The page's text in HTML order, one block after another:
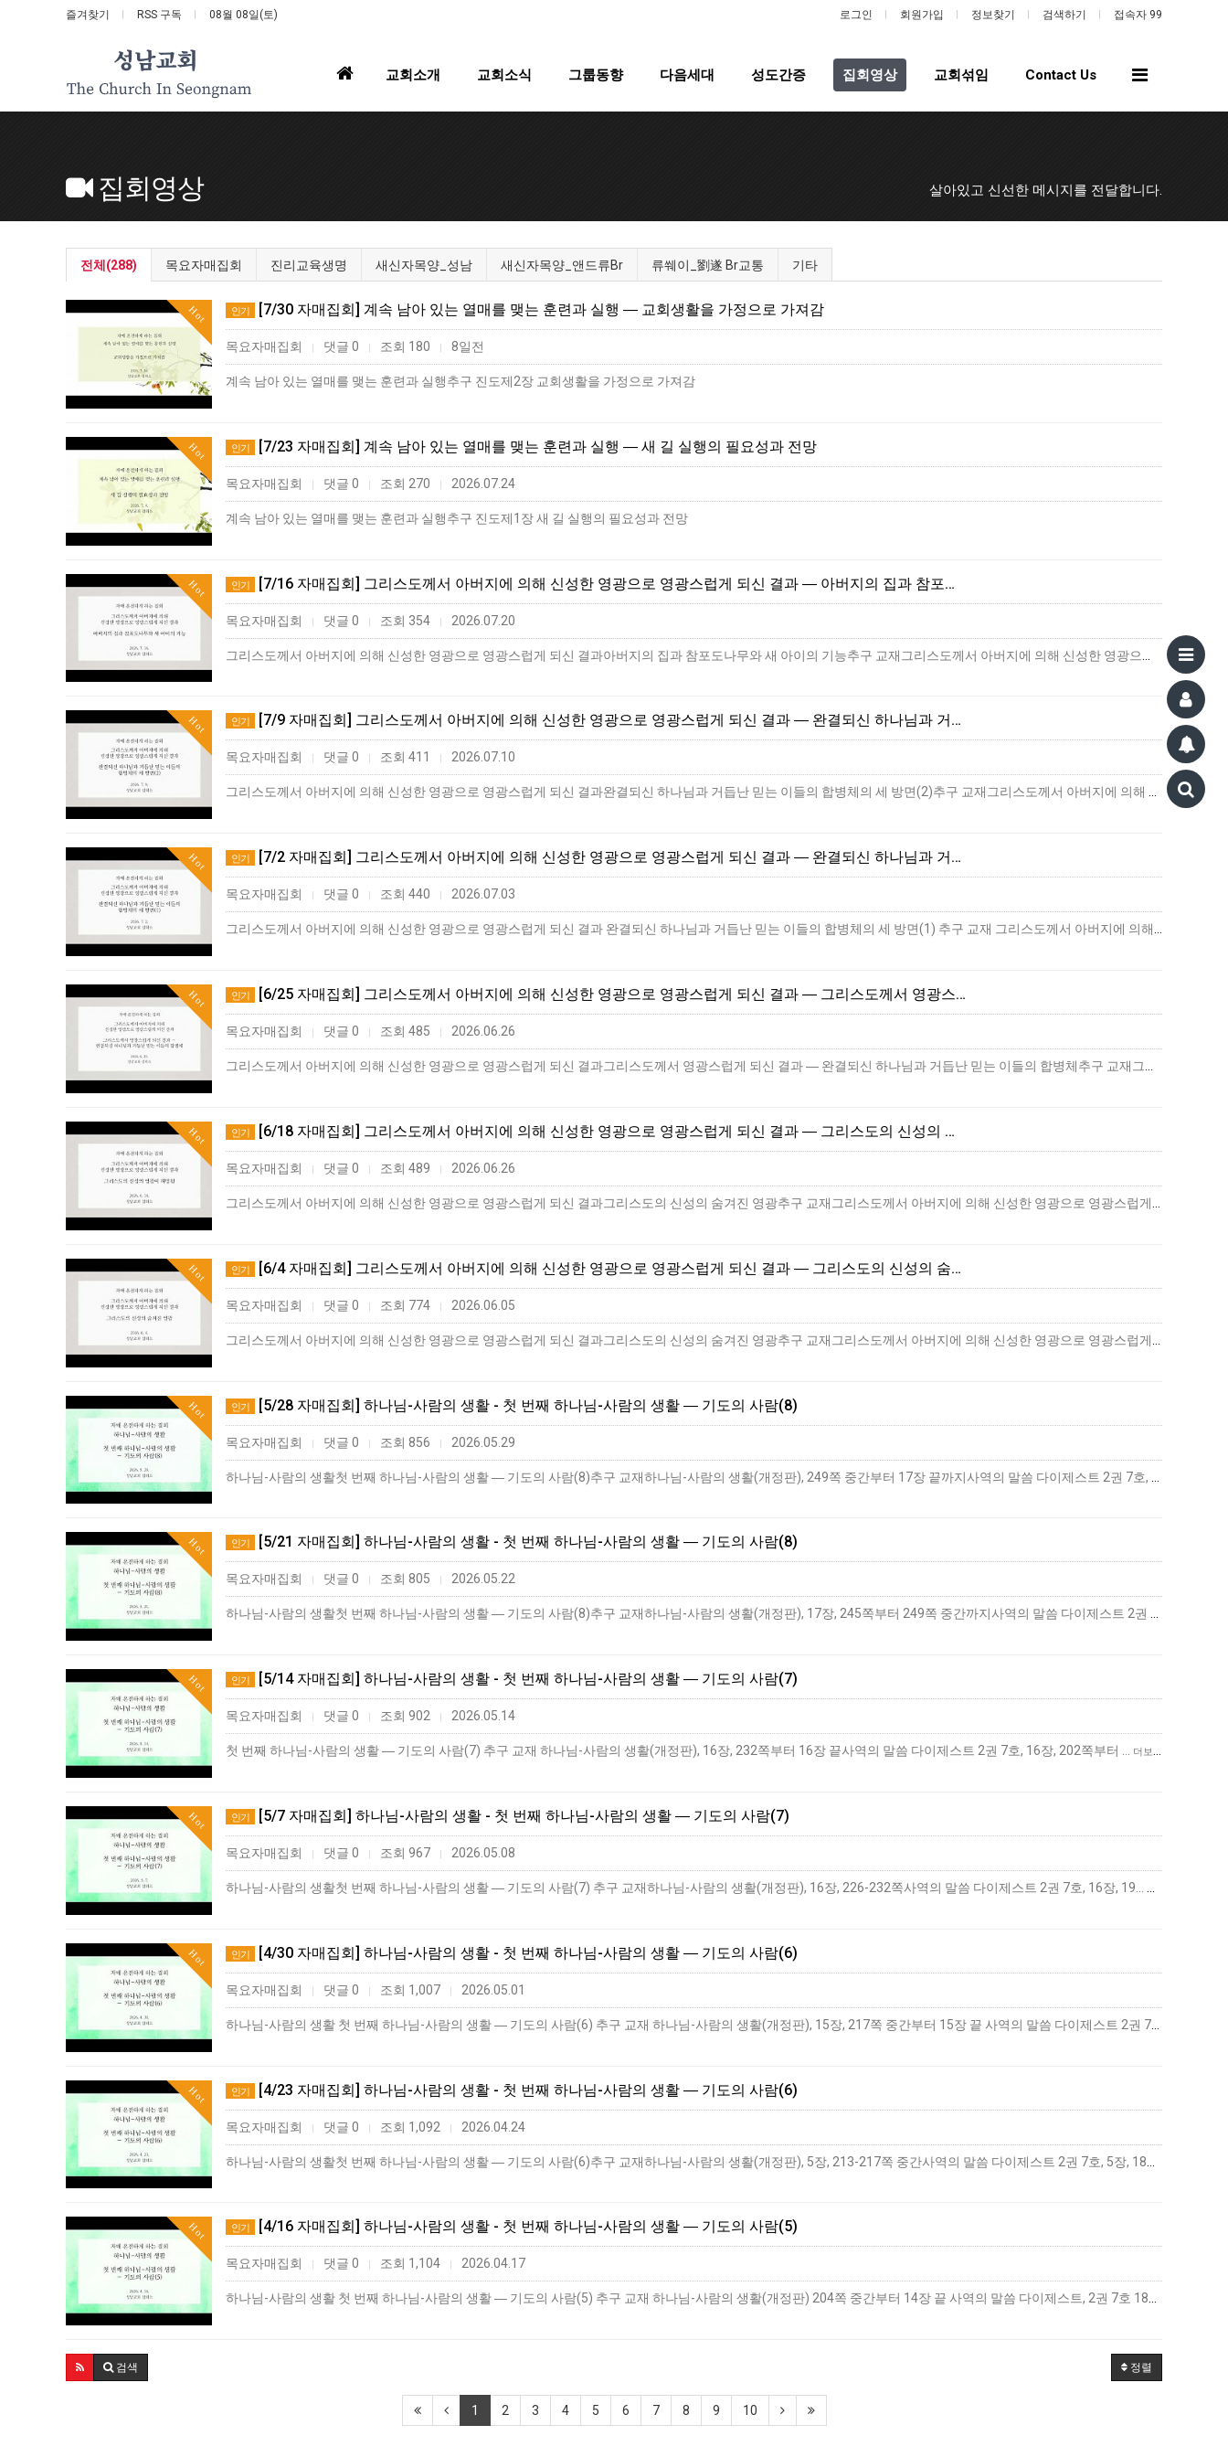
즐겨찾기 RSS 구독 08월 08일(토) 로그인 회원가입 정보찾기 검색하기 접속자 99
홈
로
교회소개 교회소식 그룹동향 다음세대 성도간증 집회영상 교회섞임 Contact Us
전
메
집회영상 살아있고 신선한 메시지를 전달합니다.
전체(288) 목요자매집회 진리교육생명 새신자목양_성남 새신자목양_앤드류Br 류쒜이_劉遂 Br교통 기타
Hot 인기 [7/30 자매집회] 계속 남아 있는 열매를 맺는 훈련과 실행 ― 교회생활을 가정으로 가져감
목요자매집회 | 댓글 0 | 조회 180 | 8일전
계속 남아 있는 열매를 맺는 훈련과 실행추구 진도제2장 교회생활을 가정으로 가져감
Hot 인기 [7/23 자매집회] 계속 남아 있는 열매를 맺는 훈련과 실행 ― 새 길 실행의 필요성과 전망
목요자매집회 | 댓글 0 | 조회 270 | 2026.07.24
계속 남아 있는 열매를 맺는 훈련과 실행추구 진도제1장 새 길 실행의 필요성과 전망
Hot 인기 [7/16 자매집회] 그리스도께서 아버지에 의해 신성한 영광으로 영광스럽게 되신 결과 ― 아버지의 집과 참포…
목요자매집회 | 댓글 0 | 조회 354 | 2026.07.20
Hot 인기 [7/9 자매집회] 그리스도께서 아버지에 의해 신성한 영광으로 영광스럽게 되신 결과 ― 완결되신 하나님과 거…
목요자매집회 댓글 0 조회 411 2026.07.10
그리스도께서 아버지에 의해 신성한 영광으로 영광스럽게 되신 결과완결되신 하나님과 거듭난 믿는 이들의 합병체의 세 방면(2)추구 교재그리스도께서 아버지에 의해 신성한 영광으로 영광스…
Hot 인기 [7/2 자매집회] 그리스도께서 아버지에 의해 신성한 영광으로 영광스럽게 되신 결과 ― 완결되신 하나님과 거…
목요자매집회 댓글 0 조회 440 2026.07.03
그리스도께서 아버지에 의해 신성한 영광으로 영광스럽게 되신 결과 완결되신 하나님과 거듭난 믿는 이들의 합병체의 세 방면(1) 추구 교재 그리스도께서 아버지에 의해 신성한 영광으로 …
Hot 인기 [6/25 자매집회] 그리스도께서 아버지에 의해 신성한 영광으로 영광스럽게 되신 결과 ― 그리스도께서 영광스…
목요자매집회 댓글 0 조회 485 2026.06.26
Hot 인기 [6/18 자매집회] 그리스도께서 아버지에 의해 신성한 영광으로 영광스럽게 되신 결과 ― 그리스도의 신성의 …
목요자매집회 | 댓글 0 | 조회 489 | 2026.06.26
Hot 인기 [6/4 자매집회] 그리스도께서 아버지에 의해 신성한 영광으로 영광스럽게 되신 결과 ― 그리스도의 신성의 숨…
목요자매집회 | 댓글 0 | 조회 774 | 2026.06.05
Hot 인기 [5/28 자매집회] 하나님-사람의 생활 - 첫 번째 하나님-사람의 생활 ― 기도의 사람(8)
목요자매집회 | 댓글 0 | 조회 856 | 2026.05.29
Hot 인기 [5/21 자매집회] 하나님-사람의 생활 - 첫 번째 하나님-사람의 생활 ― 기도의 사람(8)
목요자매집회 댓글 0 조회 805 2026.05.22
하나님-사람의 생활첫 번째 하나님-사람의 생활 ― 기도의 사람(8)추구 교재하나님-사람의 생활(개정판), 17장, 245쪽부터 249쪽 중간까지사역의 말씀 다이제스트 2권 7호, …
Hot 인기 [5/14 자매집회] 하나님-사람의 생활 - 첫 번째 하나님-사람의 생활 ― 기도의 사람(7)
목요자매집회 댓글 0 조회 902 2026.05.14
첫 번째 하나님-사람의 생활 ― 기도의 사람(7) 추구 교재 하나님-사람의 생활(개정판), 16장, 232쪽부터 16장 끝사역의 말씀 다이제스트 2권 7호, 16장, 202쪽부터 … 더보기
Hot 인기 [5/7 자매집회] 하나님-사람의 생활 - 첫 번째 하나님-사람의 생활 ― 기도의 사람(7)
목요자매집회 | 댓글 0 | 조회 967 | 2026.05.08
더보기
Hot 인기 [4/30 자매집회] 하나님-사람의 생활 - 첫 번째 하나님-사람의 생활 ― 기도의 사람(6)
목요자매집회 | 댓글 0 | 조회 1,007 | 2026.05.01
Hot 인기 [4/23 자매집회] 하나님-사람의 생활 - 첫 번째 하나님-사람의 생활 ― 기도의 사람(6)
목요자매집회 | 댓글 0 | 조회 1,092 | 2026.04.24
Hot 인기 [4/16 자매집회] 하나님-사람의 생활 - 첫 번째 하나님-사람의 생활 ― 기도의 사람(5)
목요자매집회 댓글 0 조회 1,104 2026.04.17
하나님-사람의 생활 첫 번째 하나님-사람의 생활 ― 기도의 사람(5) 추구 교재 하나님-사람의 생활(개정판) 204쪽 중간부터 14장 끝 사역의 말씀 다이제스트, 2권 7호 181…
정렬
검색
1 2 3 4 5 6 7 8 9 10